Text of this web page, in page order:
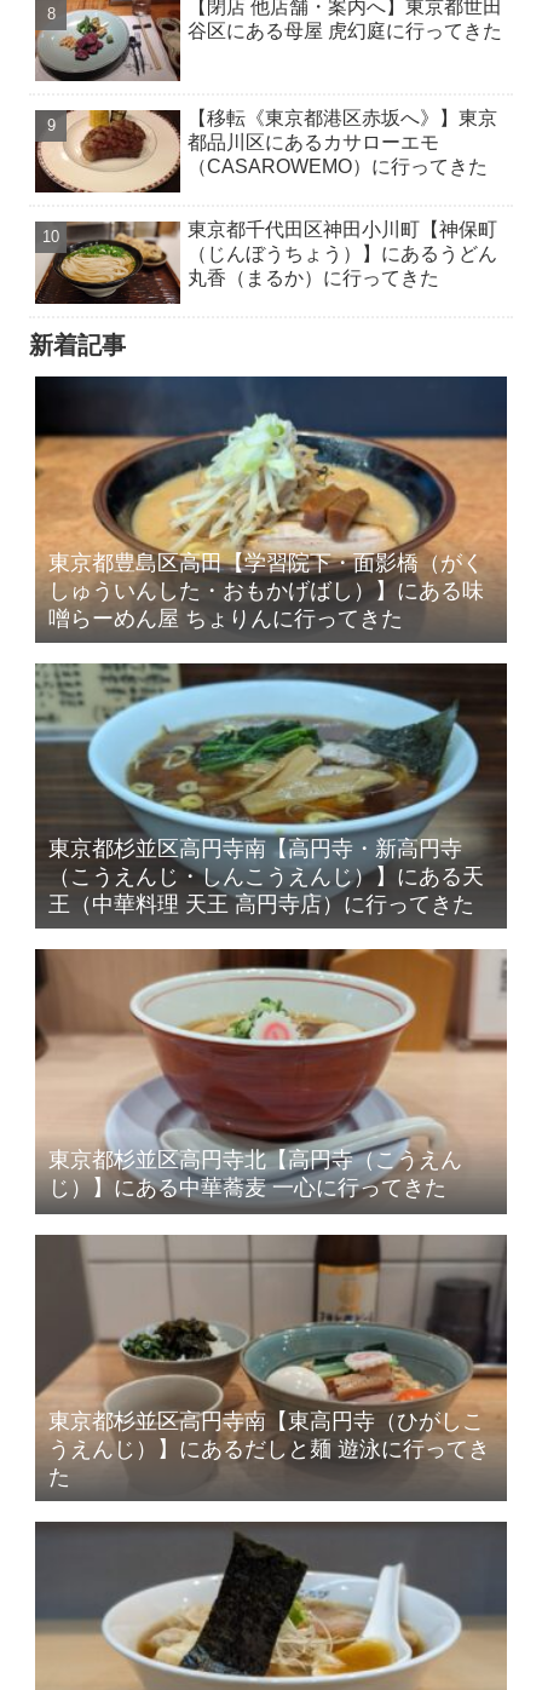
【閉店 他店舗・案内へ】東京都世田
谷区にある母屋 虎幻庭に行ってきた
【移転《東京都港区赤坂へ》】東京
都品川区にあるカサローエモ
（CASAROWEMO）に行ってきた
東京都千代田区神田小川町【神保町
（じんぼうちょう）】にあるうどん
丸香（まるか）に行ってきた
新着記事
東京都豊島区高田【学習院下・面影橋（がく
しゅういんした・おもかげばし）】にある味
噌らーめん屋 ちょりんに行ってきた
東京都杉並区高円寺南【高円寺・新高円寺
（こうえんじ・しんこうえんじ）】にある天
王（中華料理 天王 高円寺店）に行ってきた
東京都杉並区高円寺北【高円寺（こうえん
じ）】にある中華蕎麦 一心に行ってきた
東京都杉並区高円寺南【東高円寺（ひがしこ
うえんじ）】にあるだしと麺 遊泳に行ってき
た